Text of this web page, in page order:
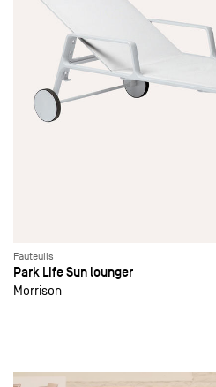
Fauteuils
Park Life Sun lounger
Morrison